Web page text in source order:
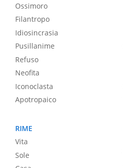
Ossimoro
Filantropo
Idiosincrasia
Pusillanime
Refuso
Neofita
Iconoclasta
Apotropaico
RIME
Vita
Sole